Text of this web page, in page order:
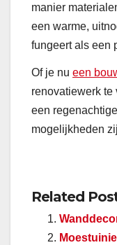
manier
een warme,
fungeert als een
Of je nu een
renovatiewerk
een
mogelijkheden
Related